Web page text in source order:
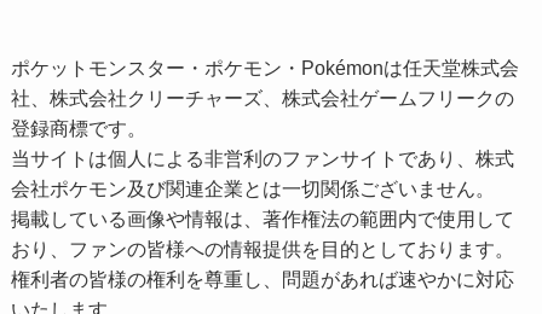
ポケットモンスター・ポケモン・Pokémonは任天堂株式会
社、株式会社クリーチャーズ、株式会社ゲームフリークの
登録商標です。
当サイトは個人による非営利のファンサイトであり、株式
会社ポケモン及び関連企業とは一切関係ございません。
掲載している画像や情報は、著作権法の範囲内で使用して
おり、ファンの皆様への情報提供を目的としております。
権利者の皆様の権利を尊重し、問題があれば速やかに対応
いたします。